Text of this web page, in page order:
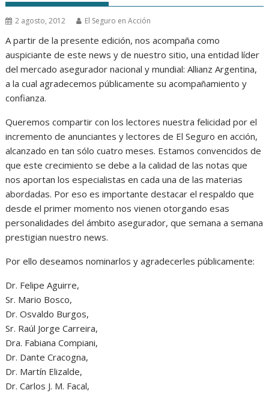
2 agosto, 2012 El Seguro en Acción
A partir de la presente edición, nos acompaña como
auspiciante de este news y de nuestro sitio, una entidad líder
del mercado asegurador nacional y mundial: Allianz Argentina,
a la cual agradecemos públicamente su acompañamiento y
confianza.
Queremos compartir con los lectores nuestra felicidad por el
incremento de anunciantes y lectores de El Seguro en acción,
alcanzado en tan sólo cuatro meses. Estamos convencidos de
que este crecimiento se debe a la calidad de las notas que
nos aportan los especialistas en cada una de las materias
abordadas. Por eso es importante destacar el respaldo que
desde el primer momento nos vienen otorgando esas
personalidades del ámbito asegurador, que semana a semana
prestigian nuestro news.
Por ello deseamos nominarlos y agradecerles públicamente:
Dr. Felipe Aguirre,
Sr. Mario Bosco,
Dr. Osvaldo Burgos,
Sr. Raúl Jorge Carreira,
Dra. Fabiana Compiani,
Dr. Dante Cracogna,
Dr. Martín Elizalde,
Dr. Carlos J. M. Facal,